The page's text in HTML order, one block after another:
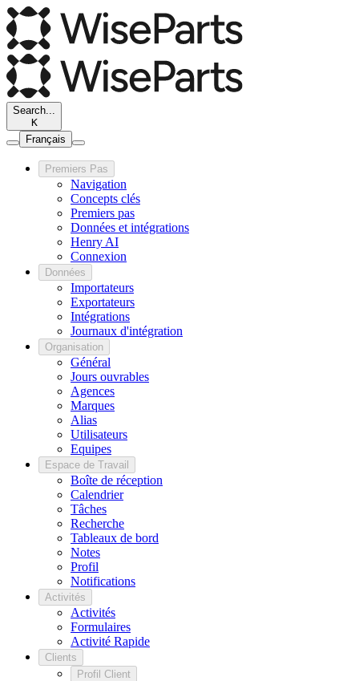
Search...
K
Français
Premiers Pas
Navigation
Concepts clés
Premiers pas
Données et intégrations
Henry AI
Connexion
Données
Importateurs
Exportateurs
Intégrations
Journaux d'intégration
Organisation
Général
Jours ouvrables
Agences
Marques
Alias
Utilisateurs
Equipes
Espace de Travail
Boîte de réception
Calendrier
Tâches
Recherche
Tableaux de bord
Notes
Profil
Notifications
Activités
Activités
Formulaires
Activité Rapide
Clients
Profil Client